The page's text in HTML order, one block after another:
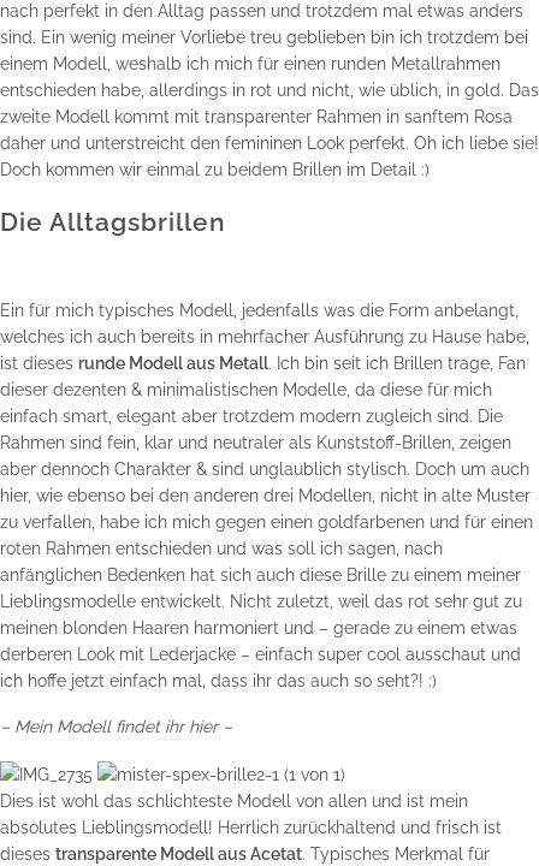
nach perfekt in den Alltag passen und trotzdem mal etwas anders
sind. Ein wenig meiner Vorliebe treu geblieben bin ich trotzdem bei
einem Modell, weshalb ich mich für einen runden Metallrahmen
entschieden habe, allerdings in rot und nicht, wie üblich, in gold. Das
zweite Modell kommt mit transparenter Rahmen in sanftem Rosa
daher und unterstreicht den femininen Look perfekt. Oh ich liebe sie!
Doch kommen wir einmal zu beidem Brillen im Detail :)
Die Alltagsbrillen
Ein für mich typisches Modell, jedenfalls was die Form anbelangt,
welches ich auch bereits in mehrfacher Ausführung zu Hause habe,
ist dieses runde Modell aus Metall. Ich bin seit ich Brillen trage, Fan
dieser dezenten & minimalistischen Modelle, da diese für mich
einfach smart, elegant aber trotzdem modern zugleich sind. Die
Rahmen sind fein, klar und neutraler als Kunststoff-Brillen, zeigen
aber dennoch Charakter & sind unglaublich stylisch. Doch um auch
hier, wie ebenso bei den anderen drei Modellen, nicht in alte Muster
zu verfallen, habe ich mich gegen einen goldfarbenen und für einen
roten Rahmen entschieden und was soll ich sagen, nach
anfänglichen Bedenken hat sich auch diese Brille zu einem meiner
Lieblingsmodelle entwickelt. Nicht zuletzt, weil das rot sehr gut zu
meinen blonden Haaren harmoniert und – gerade zu einem etwas
derberen Look mit Lederjacke – einfach super cool ausschaut und
ich hoffe jetzt einfach mal, dass ihr das auch so seht?! :)
– Mein Modell findet ihr hier–
Dies ist wohl das schlichteste Modell von allen und ist mein
absolutes Lieblingsmodell! Herrlich zurückhaltend und frisch ist
dieses transparente Modell aus Acetat. Typisches Merkmal für